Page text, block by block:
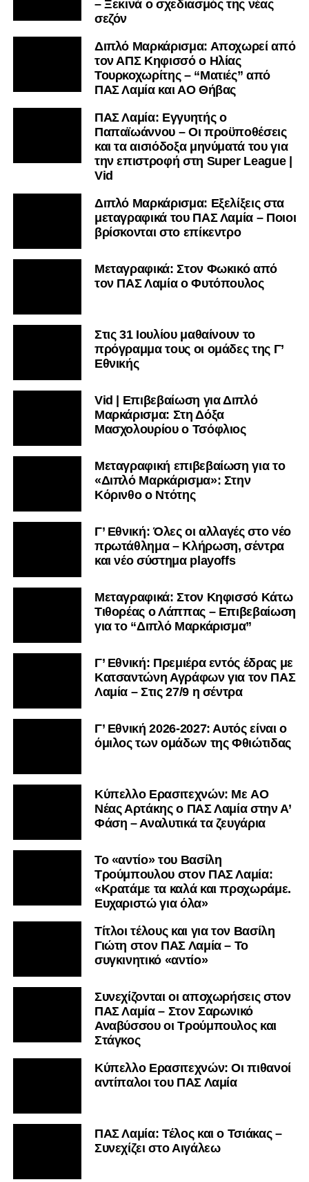
– Ξεκινά ο σχεδιασμός της νέας
σεζόν
Διπλό Μαρκάρισμα: Αποχωρεί από
τον ΑΠΣ Κηφισσό ο Ηλίας
Τουρκοχωρίτης – “Ματιές” από
ΠΑΣ Λαμία και ΑΟ Θήβας
ΠΑΣ Λαμία: Εγγυητής ο
Παπαϊωάννου – Οι προϋποθέσεις
και τα αισιόδοξα μηνύματά του για
την επιστροφή στη Super League |
Vid
Διπλό Μαρκάρισμα: Εξελίξεις στα
μεταγραφικά του ΠΑΣ Λαμία – Ποιοι
βρίσκονται στο επίκεντρο
Μεταγραφικά: Στον Φωκικό από
τον ΠΑΣ Λαμία ο Φυτόπουλος
Στις 31 Ιουλίου μαθαίνουν το
πρόγραμμα τους οι ομάδες της Γ’
Εθνικής
Vid | Επιβεβαίωση για Διπλό
Μαρκάρισμα: Στη Δόξα
Μασχολουρίου ο Τσόφλιος
Μεταγραφική επιβεβαίωση για το
«Διπλό Μαρκάρισμα»: Στην
Κόρινθο ο Ντότης
Γ’ Εθνική: Όλες οι αλλαγές στο νέο
πρωτάθλημα – Κλήρωση, σέντρα
και νέο σύστημα playoffs
Μεταγραφικά: Στον Κηφισσό Κάτω
Τιθορέας ο Λάππας – Επιβεβαίωση
για το “Διπλό Μαρκάρισμα”
Γ’ Εθνική: Πρεμιέρα εντός έδρας με
Κατσαντώνη Αγράφων για τον ΠΑΣ
Λαμία – Στις 27/9 η σέντρα
Γ’ Εθνική 2026-2027: Αυτός είναι ο
όμιλος των ομάδων της Φθιώτιδας
Kύπελλο Ερασιτεχνών: Με AO
Nέας Αρτάκης ο ΠΑΣ Λαμία στην Α’
Φάση – Αναλυτικά τα ζευγάρια
Το «αντίο» του Βασίλη
Τρούμπουλου στον ΠΑΣ Λαμία:
«Κρατάμε τα καλά και προχωράμε.
Ευχαριστώ για όλα»
Τίτλοι τέλους και για τον Βασίλη
Γιώτη στον ΠΑΣ Λαμία – Το
συγκινητικό «αντίο»
Συνεχίζονται οι αποχωρήσεις στον
ΠΑΣ Λαμία – Στον Σαρωνικό
Αναβύσσου οι Τρούμπουλος και
Στάγκος
Κύπελλο Ερασιτεχνών: Οι πιθανοί
αντίπαλοι του ΠΑΣ Λαμία
ΠΑΣ Λαμία: Τέλος και ο Τσιάκας –
Συνεχίζει στο Αιγάλεω